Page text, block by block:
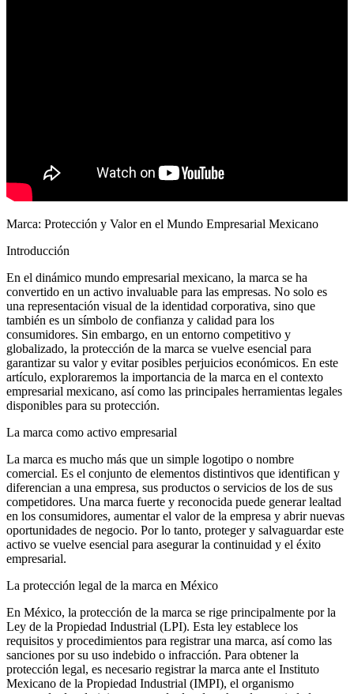
Marca: Protección y Valor en el Mundo Empresarial Mexicano
Introducción
En el dinámico mundo empresarial mexicano, la marca se ha
convertido en un activo invaluable para las empresas. No solo es
una representación visual de la identidad corporativa, sino que
también es un símbolo de confianza y calidad para los
consumidores. Sin embargo, en un entorno competitivo y
globalizado, la protección de la marca se vuelve esencial para
garantizar su valor y evitar posibles perjuicios económicos. En este
artículo, exploraremos la importancia de la marca en el contexto
empresarial mexicano, así como las principales herramientas legales
disponibles para su protección.
La marca como activo empresarial
La marca es mucho más que un simple logotipo o nombre
comercial. Es el conjunto de elementos distintivos que identifican y
diferencian a una empresa, sus productos o servicios de los de sus
competidores. Una marca fuerte y reconocida puede generar lealtad
en los consumidores, aumentar el valor de la empresa y abrir nuevas
oportunidades de negocio. Por lo tanto, proteger y salvaguardar este
activo se vuelve esencial para asegurar la continuidad y el éxito
empresarial.
La protección legal de la marca en México
En México, la protección de la marca se rige principalmente por la
Ley de la Propiedad Industrial (LPI). Esta ley establece los
requisitos y procedimientos para registrar una marca, así como las
sanciones por su uso indebido o infracción. Para obtener la
protección legal, es necesario registrar la marca ante el Instituto
Mexicano de la Propiedad Industrial (IMPI), el organismo